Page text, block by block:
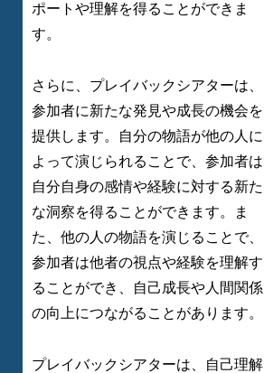
ポートや理解を得ることができま
す。
さらに、プレイバックシアターは、
参加者に新たな発見や成長の機会を
提供します。自分の物語が他の人に
よって演じられることで、参加者は
自分自身の感情や経験に対する新た
な洞察を得ることができます。ま
た、他の人の物語を演じることで、
参加者は他者の視点や経験を理解す
ることができ、自己成長や人間関係
の向上につながることがあります。
プレイバックシアターは、自己理解